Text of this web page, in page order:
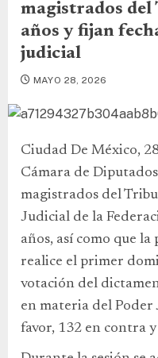
magistrados del
años y fijan
judicial
MAYO 28, 2026
Ciudad De México,
Cámara de
magistrados del
Judicial de la
años, así como que
realice el primer
votación del
en materia del Poder
favor, 132 en contra